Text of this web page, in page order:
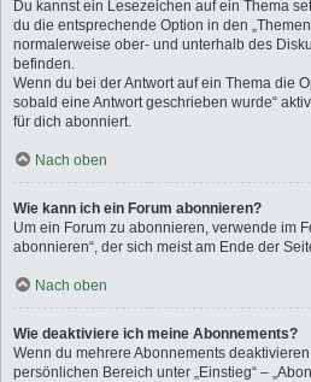
Du kannst ein Lesezeichen auf ein Thema
du die entsprechende Option in den
normalerweise ober- und unterhalb des
befinden.
Wenn du bei der Antwort auf ein Thema die
sobald eine Antwort geschrieben wurde“
für dich abonniert.
Nach oben
Wie kann ich ein Forum abonnieren?
Um ein Forum zu abonnieren, verwende im
abonnieren“, der sich meist am Ende der
Nach oben
Wie deaktiviere ich meine Abonnements?
Wenn du mehrere Abonnements
persönlichen Bereich unter „Einstieg“ –